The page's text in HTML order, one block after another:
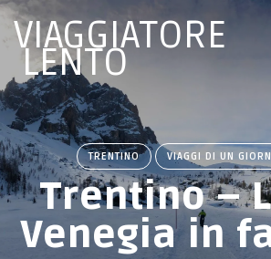
VIAGGIATORE
LENTO
TRENTINO VIAGGI DI UN
Trentino –
Venegia in